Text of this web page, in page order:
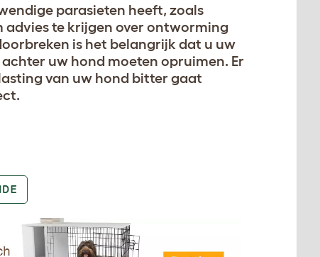
parasieten heeft, zoals
advies te krijgen over ontworming
is het belangrijk dat u uw
uw hond moeten opruimen. Er
van uw hond bitter gaat